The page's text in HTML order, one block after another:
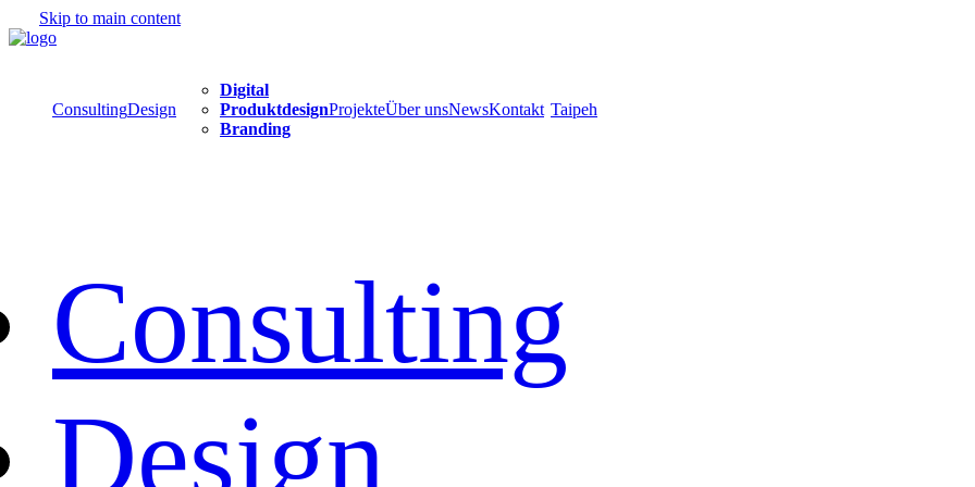
Skip to main content
ConsultingDesign
Digital
Produktdesign
Branding
ProjekteÜber unsNewsKontakt Taipeh
Consulting
Design